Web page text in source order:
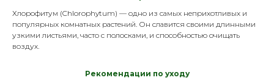
Хлорофитум (Chlorophytum) — одно из самых неприхотливых и
популярных комнатных растений. Он славится своими длинными
узкими листьями, часто с полосками, и способностью очищать
воздух.
Рекомендации по уходу